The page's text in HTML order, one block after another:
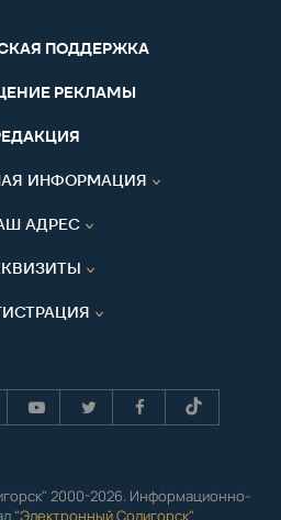
ПОДДЕРЖКА
РЕКЛАМЫ
ИНФОРМАЦИЯ
АДРЕС
2000-2026. Информационно-
"Электронный Солигорск".